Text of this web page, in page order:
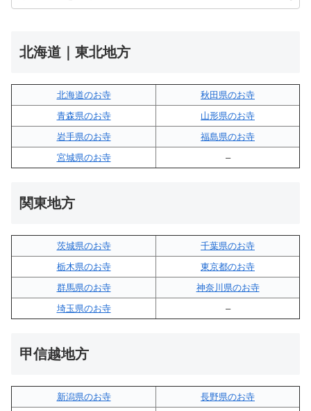
北海道｜東北地方
北海道のお寺
秋田県のお寺
青森県のお寺
山形県のお寺
岩手県のお寺
福島県のお寺
宮城県のお寺
–
関東地方
茨城県のお寺
千葉県のお寺
栃木県のお寺
東京都のお寺
群馬県のお寺
神奈川県のお寺
埼玉県のお寺
–
甲信越地方
新潟県のお寺
長野県のお寺